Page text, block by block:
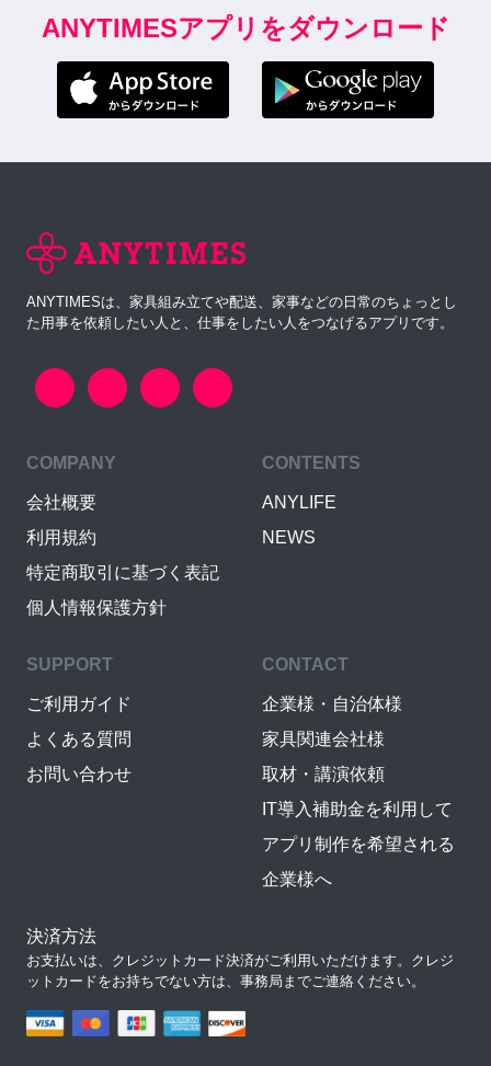
ANYTIMESアプリをダウンロード
ANYTIMESは、家具組み立てや配送、家事などの日常のちょっとし
た用事を依頼したい人と、仕事をしたい人をつなげるアプリです。
COMPANY
会社概要
利用規約
特定商取引に基づく表記
個人情報保護方針
CONTENTS
ANYLIFE
NEWS
SUPPORT
ご利用ガイド
よくある質問
お問い合わせ
CONTACT
企業様・自治体様
家具関連会社様
取材・講演依頼
IT導入補助金を利用して
アプリ制作を希望される
企業様へ
決済方法
お支払いは、クレジットカード決済がご利用いただけます。クレジ
ットカードをお持ちでない方は、事務局までご連絡ください。